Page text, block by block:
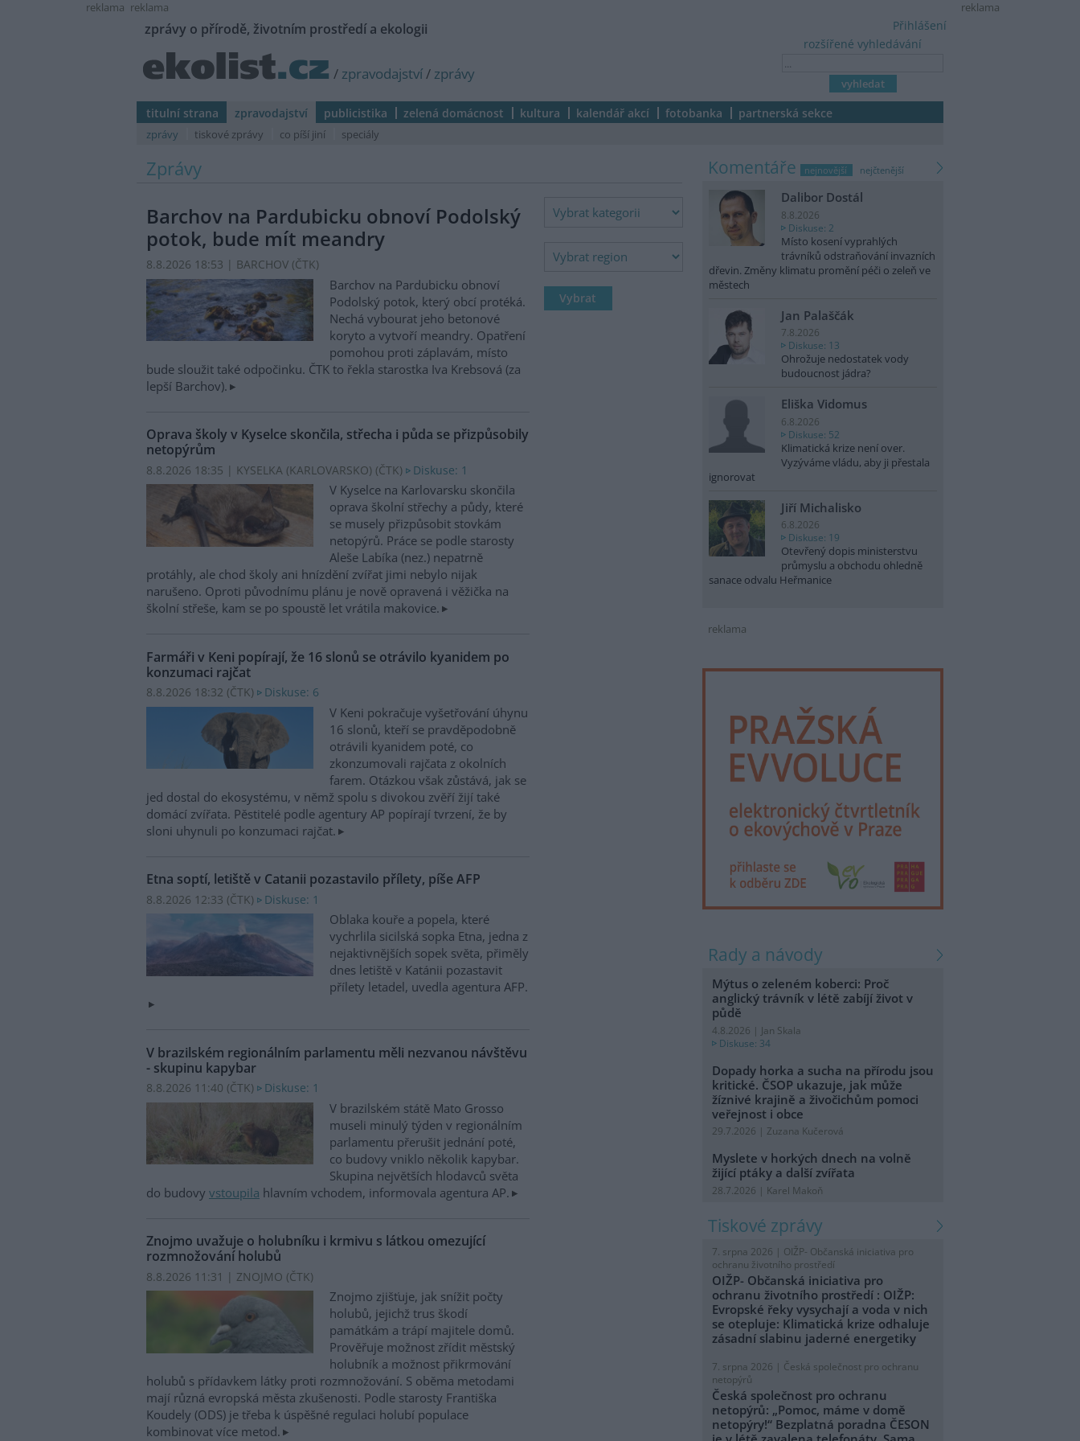
reklama
reklama reklama
zprávy o přírodě, životním prostředí a ekologii
/ zpravodajství/ zprávy
rozšířené vyhledávání
Přihlášení
titulní strana zpravodajství publicistika zelená domácnost kultura kalendář akcí fotobanka partnerská sekce
zprávy tiskové zprávy co píší jiní speciály
Zprávy
Barchov na Pardubicku obnoví Podolský
potok, bude mít meandry
8.8.2026 18:53 | BARCHOV (ČTK)
Barchov na Pardubicku obnoví
Podolský potok, který obcí protéká.
Nechá vybourat jeho betonové
koryto a vytvoří meandry. Opatření
pomohou proti záplavám, místo
bude sloužit také odpočinku. ČTK to řekla starostka Iva Krebsová (za
lepší Barchov).
Oprava školy v Kyselce skončila, střecha i půda se přizpůsobily
netopýrům
8.8.2026 18:35 | KYSELKA (KARLOVARSKO) (ČTK) Diskuse: 1
V Kyselce na Karlovarsku skončila
oprava školní střechy a půdy, které
se musely přizpůsobit stovkám
netopýrů. Práce se podle starosty
Aleše Labíka (nez.) nepatrně
protáhly, ale chod školy ani hnízdění zvířat jimi nebylo nijak
narušeno. Oproti původnímu plánu je nově opravená i věžička na
školní střeše, kam se po spoustě let vrátila makovice.
Farmáři v Keni popírají, že 16 slonů se otrávilo kyanidem po
konzumaci rajčat
8.8.2026 18:32 (ČTK) Diskuse: 6
V Keni pokračuje vyšetřování úhynu
16 slonů, kteří se pravděpodobně
otrávili kyanidem poté, co
zkonzumovali rajčata z okolních
farem. Otázkou však zůstává, jak se
jed dostal do ekosystému, v němž spolu s divokou zvěří žijí také
domácí zvířata. Pěstitelé podle agentury AP popírají tvrzení, že by
sloni uhynuli po konzumaci rajčat.
Etna soptí, letiště v Catanii pozastavilo přílety, píše AFP
8.8.2026 12:33 (ČTK) Diskuse: 1
Oblaka kouře a popela, které
vychrlila sicilská sopka Etna, jedna z
nejaktivnějších sopek světa, přiměly
dnes letiště v Katánii pozastavit
přílety letadel, uvedla agentura AFP.
V brazilském regionálním parlamentu měli nezvanou návštěvu
- skupinu kapybar
8.8.2026 11:40 (ČTK) Diskuse: 1
V brazilském státě Mato Grosso
museli minulý týden v regionálním
parlamentu přerušit jednání poté,
co budovy vniklo několik kapybar.
Skupina největších hlodavců světa
do budovy vstoupila hlavním vchodem, informovala agentura AP.
Znojmo uvažuje o holubníku i krmivu s látkou omezující
rozmnožování holubů
8.8.2026 11:31 | ZNOJMO (ČTK)
Znojmo zjišťuje, jak snížit počty
holubů, jejichž trus škodí
památkám a trápí majitele domů.
Prověřuje možnost zřídit městský
holubník a možnost přikrmování
holubů s přídavkem látky proti rozmnožování. S oběma metodami
mají různá evropská města zkušenosti. Podle starosty Františka
Koudely (ODS) je třeba k úspěšné regulaci holubí populace
kombinovat více metod.
komentáře nejnovější nejčtenější
Dalibor Dostál
8.8.2026
Diskuse: 2
Místo kosení vyprahlých
trávníků odstraňování invazních
dřevin. Změny klimatu promění péči o zeleň ve
městech
Jan Palaščák
7.8.2026
Diskuse: 13
Ohrožuje nedostatek vody
budoucnost jádra?
Eliška Vidomus
6.8.2026
Diskuse: 52
Klimatická krize není over.
Vyzýváme vládu, aby ji přestala
ignorovat
Jiří Michalisko
6.8.2026
Diskuse: 19
Otevřený dopis ministerstvu
průmyslu a obchodu ohledně
sanace odvalu Heřmanice
reklama
rady a návody
Mýtus o zeleném koberci: Proč
anglický trávník v létě zabíjí život v
půdě
4.8.2026 | Jan Skala
Diskuse: 34
Dopady horka a sucha na přírodu jsou
kritické. ČSOP ukazuje, jak může
žíznivé krajině a živočichům pomoci
veřejnost i obce
29.7.2026 | Zuzana Kučerová
Myslete v horkých dnech na volně
žijící ptáky a další zvířata
28.7.2026 | Karel Makoň
tiskové zprávy
7. srpna 2026 | OIŽP- Občanská iniciativa pro
ochranu životního prostředí
OIŽP- Občanská iniciativa pro
ochranu životního prostředí : OIŽP:
Evropské řeky vysychají a voda v nich
se otepluje: Klimatická krize odhaluje
zásadní slabinu jaderné energetiky
7. srpna 2026 | Česká společnost pro ochranu
netopýrů
Česká společnost pro ochranu
netopýrů: „Pomoc, máme v domě
netopýry!“ Bezplatná poradna ČESON